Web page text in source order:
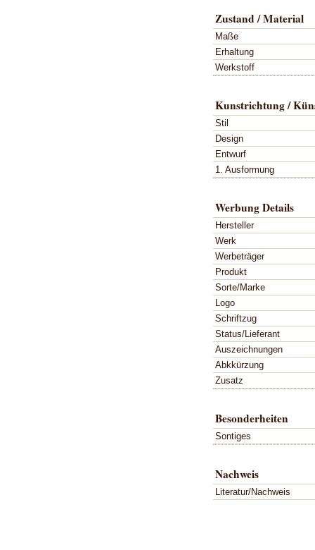
Zustand / Material
Maße
Erhaltung
Werkstoff
Kunstrichtung /
Stil
Design
Entwurf
1. Ausformung
Werbung Details
Hersteller
Werk
Werbeträger
Produkt
Sorte/Marke
Logo
Schriftzug
Status/Lieferant
Auszeichnungen
Abkkürzung
Zusatz
Besonderheiten
Sontiges
Nachweis
Literatur/Nachweis